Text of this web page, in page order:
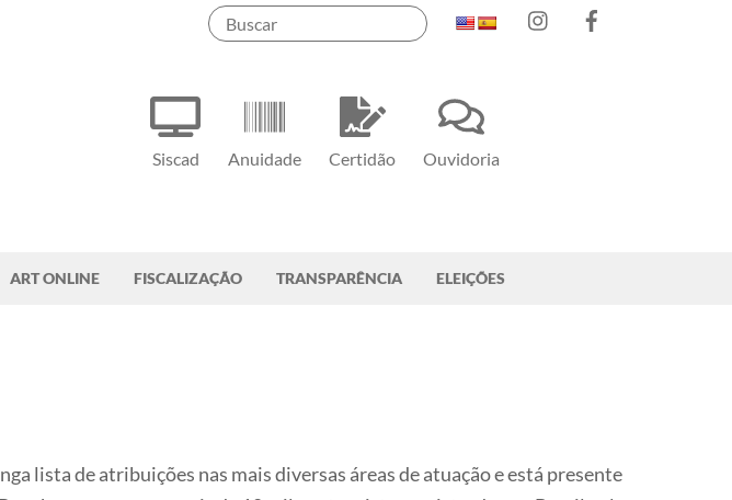
Siscad Anuidade Certidão Ouvidoria
Instagram
ART ONLINE FISCALIZAÇÃO TRANSPARÊNCIA ELEIÇÕES
lista de atribuições nas mais diversas áreas de atuação e está presente